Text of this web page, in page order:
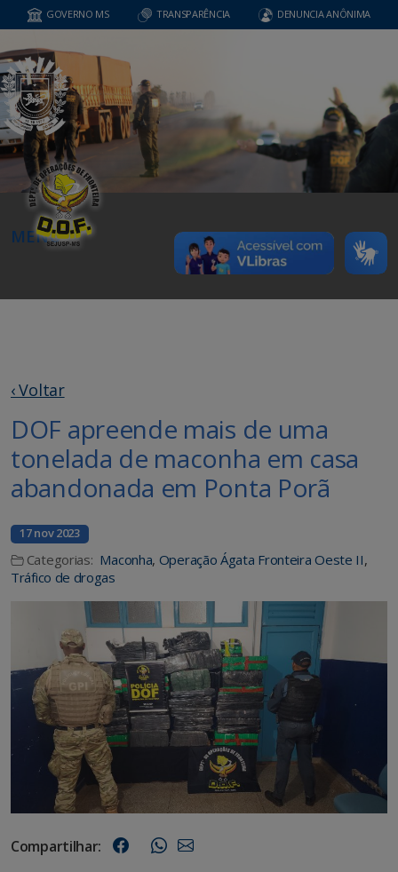
GOVERNO MS TRANSPARÊNCIA DENUNCIA ANÔNIMA
MENU
‹ Voltar
DOF apreende mais de uma
tonelada de maconha em casa
abandonada em Ponta Porã
17 nov 2023
Categorias: Maconha, Operação Ágata Fronteira Oeste II,
Tráfico de drogas
Compartilhar: